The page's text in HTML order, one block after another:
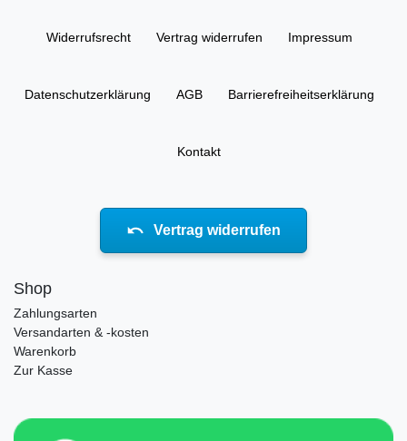
Widerrufs­recht Vertrag widerrufen Impressum
Daten­schutz­erklärung AGB Barrierefreiheitserklärung
Kontakt
Vertrag widerrufen
Shop
Zahlungsarten
Versandarten & -kosten
Warenkorb
Zur Kasse